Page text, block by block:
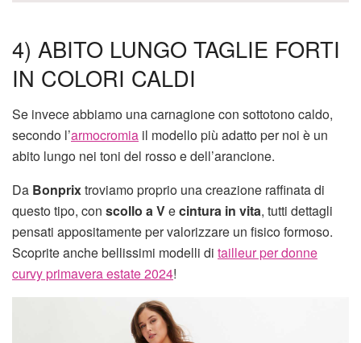
4) ABITO LUNGO TAGLIE FORTI
IN COLORI CALDI
Se invece abbiamo una carnagione con sottotono caldo,
secondo l’armocromia il modello più adatto per noi è un
abito lungo nei toni del rosso e dell’arancione.
Da Bonprixtroviamo proprio una creazione raffinata di
questo tipo, con scollo a Vecintura in vita, tutti dettagli
pensati appositamente per valorizzare un fisico formoso.
Scoprite anche bellissimi modelli di tailleur per donne
curvy primavera estate 2024!